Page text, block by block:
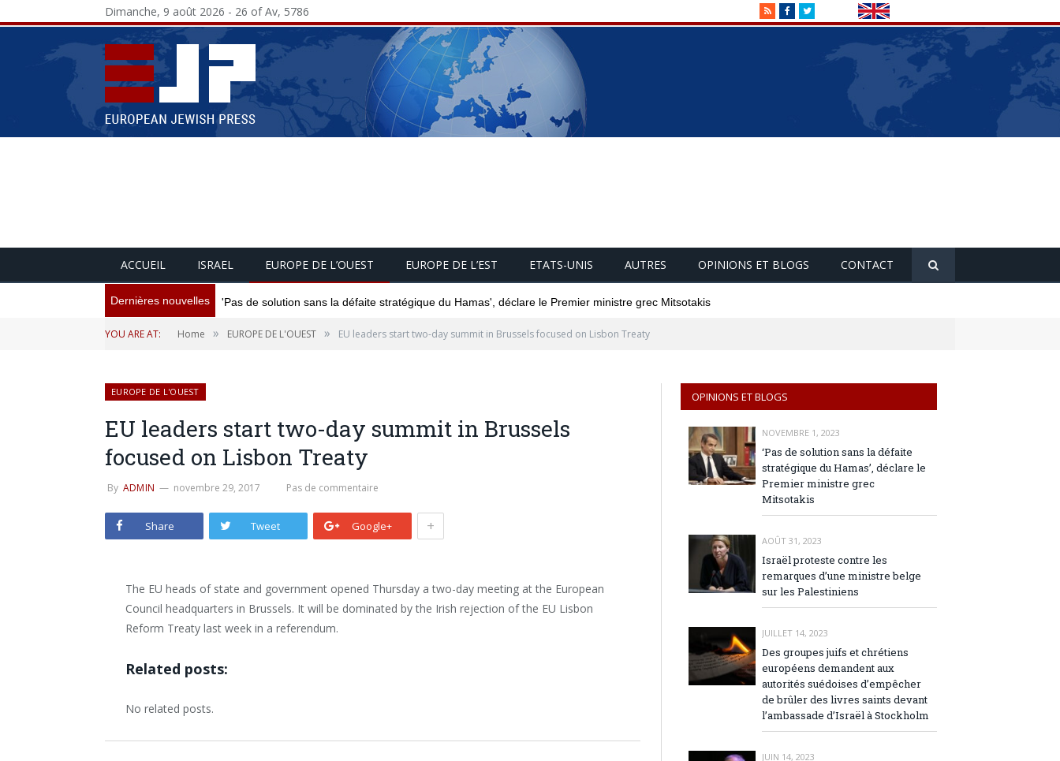
RSSFacebookTwitter
Dimanche, 9 août 2026 - 26 of Av, 5786
ACCUEIL ISRAEL EUROPE DE L’OUEST EUROPE DE L’EST ETATS-UNIS AUTRES OPINIONS ET BLOGS CONTACT
Dernières nouvelles 'Pas de solution sans la défaite stratégique du Hamas', déclare le Premier ministre grec Mitsotakis
YOU ARE AT: Home » EUROPE DE L'OUEST » EU leaders start two-day summit in Brussels focused on Lisbon Treaty
EUROPE DE L'OUEST
EU leaders start two-day summit in Brussels
focused on Lisbon Treaty
By ADMIN novembre 29, 2017 Pas de commentaire
Share Tweet Google+ +
The EU heads of state and government opened Thursday a two-day meeting at the European
Council headquarters in Brussels. It will be dominated by the Irish rejection of the EU Lisbon
Reform Treaty last week in a referendum.
Related posts:
No related posts.
OPINIONS ET BLOGS
NOVEMBRE 1, 2023
‘Pas de solution sans la défaite
stratégique du Hamas’, déclare le
Premier ministre grec
Mitsotakis
AOÛT 31, 2023
Israël proteste contre les
remarques d’une ministre belge
sur les Palestiniens
JUILLET 14, 2023
Des groupes juifs et chrétiens
européens demandent aux
autorités suédoises d’empêcher
de brûler des livres saints devant
l’ambassade d’Israël à Stockholm
JUIN 14, 2023